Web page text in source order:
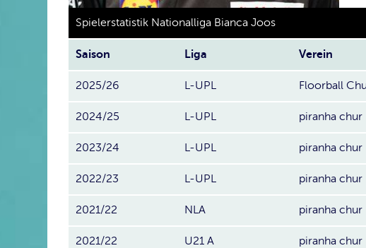
Spielerstatistik Nationalliga Bianca Joos
Saison Liga Verein
2025/26 L-UPL Floorball
2024/25 L-UPL piranha chur
2023/24 L-UPL piranha chur
2022/23 L-UPL piranha chur
2021/22 NLA piranha chur
2021/22 U21 A piranha chur